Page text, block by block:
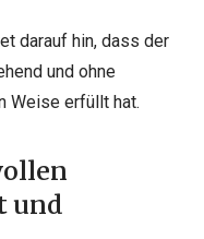
darauf hin, dass der
und ohne
Weise erfüllt hat.
und